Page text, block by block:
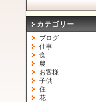
カテゴリー
ブログ
仕事
食
農
お客様
子供
住
花